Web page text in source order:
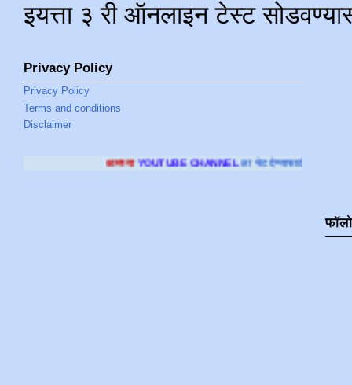
इयत्ता ३ री ऑनलाइन टेस्ट
Privacy Policy
Privacy Policy
Terms and conditions
Disclaimer
YOUTUBE CHANNELला भेट देण्यासाठी क्लिक करा.